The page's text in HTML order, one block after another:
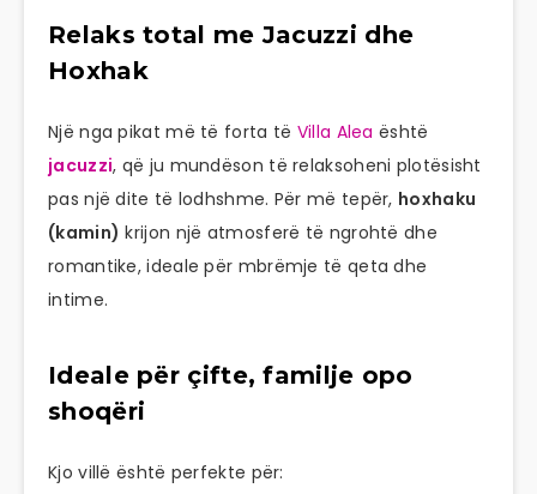
Relaks total me Jacuzzi dhe
Hoxhak
Një nga pikat më të forta të Villa Alea është
jacuzzi, që ju mundëson të relaksoheni plotësisht
pas një dite të lodhshme. Për më tepër, hoxhaku
(kamin) krijon një atmosferë të ngrohtë dhe
romantike, ideale për mbrëmje të qeta dhe
intime.
Ideale për çifte, familje opo
shoqëri
Kjo villë është perfekte për: